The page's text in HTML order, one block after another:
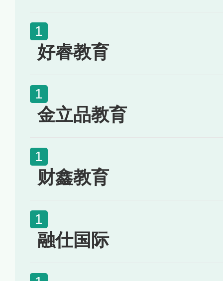
好睿教育
金立品教育
财鑫教育
融仕国际